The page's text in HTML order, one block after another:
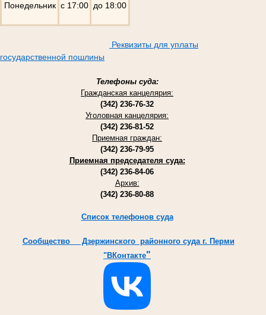
Понедельник с 17:00 до 18:00
Реквизиты для уплаты
государственной пошлины
Телефоны суда:
Гражданская канцелярия:
(342) 236-76-32
Уголовная канцелярия:
(342) 236-81-52
Приемная граждан:
(342) 236-79-95
Приемная председателя суда:
(342) 236-84-06
Архив:
(342) 236-80-88
Список телефонов суда
Cообщество Дзержинского районного суда г. Перми
"ВКонтакте"